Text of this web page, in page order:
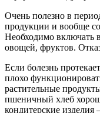
Очень полезно в
продукции и вообще
Необходимо включать
овощей, фруктов.
Если болезнь
плохо
растительные
пшеничный хлеб
кондитерские изделия